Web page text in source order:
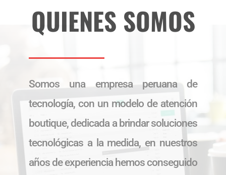
QUIENES SOMOS
Somos una empresa peruana de
tecnología, con un modelo de atención
boutique, dedicada a brindar soluciones
tecnológicas a la medida, en nuestros
años de experiencia hemos conseguido